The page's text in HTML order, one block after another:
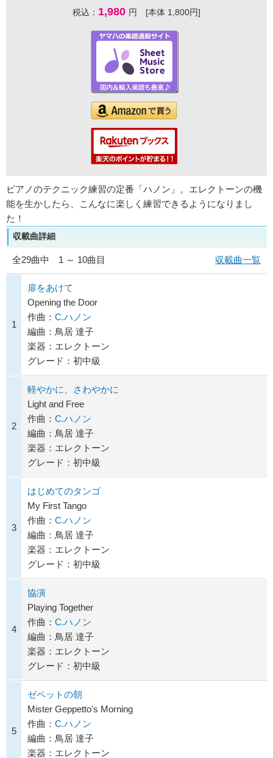
税込： 1,980 円 [本体 1,800円]
ピアノのテクニック練習の定番「ハノン」。エレクトーンの機
能を生かしたら、こんなに楽しく練習できるようになりまし
た！
収載曲詳細
全29曲中 1 ～ 10曲目 収載曲一覧
1
扉をあけて
Opening the Door
作曲： C.ハノン
編曲：鳥居 達子
楽器：エレクトーン
グレード：初中級
2
軽やかに、さわやかに
Light and Free
作曲： C.ハノン
編曲：鳥居 達子
楽器：エレクトーン
グレード：初中級
3
はじめてのタンゴ
My First Tango
作曲： C.ハノン
編曲：鳥居 達子
楽器：エレクトーン
グレード：初中級
4
協演
Playing Together
作曲： C.ハノン
編曲：鳥居 達子
楽器：エレクトーン
グレード：初中級
5
ゼペットの朝
Mister Geppetto's Morning
作曲： C.ハノン
編曲：鳥居 達子
楽器：エレクトーン